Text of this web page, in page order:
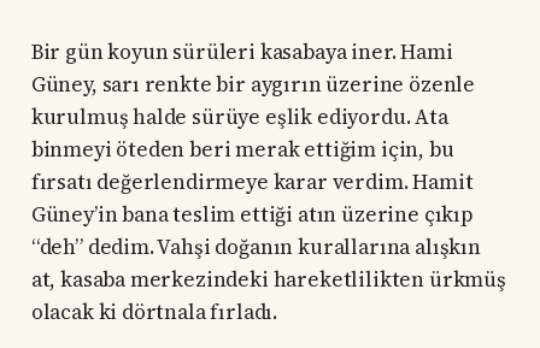
Bir gün koyun sürüleri kasabaya iner. Hami
Güney, sarı renkte bir aygırın üzerine özenle
kurulmuş halde sürüye eşlik ediyordu. Ata
binmeyi öteden beri merak ettiğim için, bu
fırsatı değerlendirmeye karar verdim. Hamit
Güney’in bana teslim ettiği atın üzerine çıkıp
“deh” dedim. Vahşi doğanın kurallarına alışkın
at, kasaba merkezindeki hareketlilikten ürkmüş
olacak ki dörtnala fırladı.